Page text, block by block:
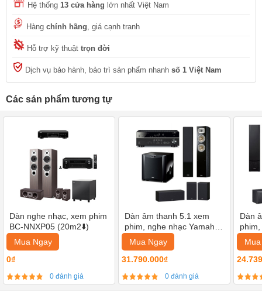
Hệ thống 13 cửa hàng lớn nhất Việt Nam
Hàng chính hãng, giá cạnh tranh
Hỗ trợ kỹ thuật trọn đời
Dịch vụ bảo hành, bảo trì sản phẩm nhanh số 1 Việt Nam
Các sản phẩm tương tự
Dàn nghe nhạc, xem phim
BC-NNXP05 (20m2⬇️)
Mua Ngay
0₫
0 đánh giá
Dàn âm thanh 5.1 xem
phim, nghe nhạc Yamaha
02Mua Ngay
31.790.000₫
0 đánh giá
Dàn
04